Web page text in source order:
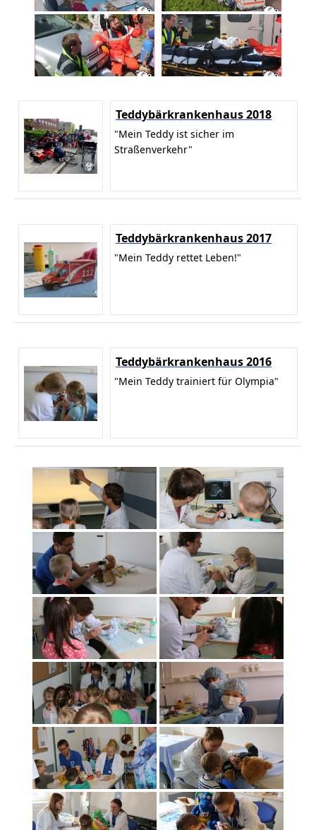
Teddybärkrankenhaus 2018
"Mein Teddy ist sicher im
Straßenverkehr"
Teddybärkrankenhaus 2017
"Mein Teddy rettet Leben!"
Teddybärkrankenhaus 2016
"Mein Teddy trainiert für Olympia"